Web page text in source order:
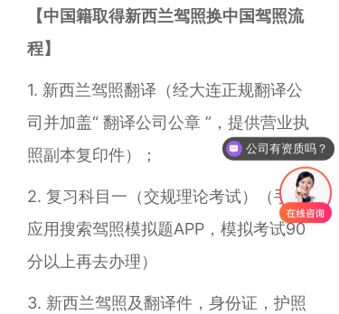
【中国籍取得新西兰驾照换中国驾照流
程】
1. 新西兰驾照翻译（经大连正规翻译公
司并加盖“ 翻译公司公章 ”，提供营业执
照副本复印件）；
2. 复习科目一 （交规理论考试）
（手机
应用搜索驾照模拟题APP，模拟考试90
分以上再去办理）
3. 新西兰驾照及翻译件，身份证，护照
公司有资质吗？